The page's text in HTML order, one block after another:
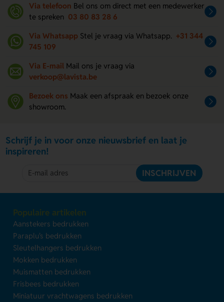
Via telefoon Bel ons om direct met een medewerker
te spreken 03 80 83 28 6
Via Whatsapp Stel je vraag via Whatsapp. +31 344
745 109
Via E-mail Mail ons je vraag via
verkoop@lavista.be
Bezoek ons Maak een afspraak en bezoek onze
showroom.
Schrijf je in voor onze nieuwsbrief en laat je
inspireren!
INSCHRIJVEN
Populaire artikelen
Aanstekers bedrukken
Paraplu's bedrukken
Sleutelhangers bedrukken
Mokken bedrukken
Muismatten bedrukken
Frisbees bedrukken
Miniatuur vrachtwagens bedrukken